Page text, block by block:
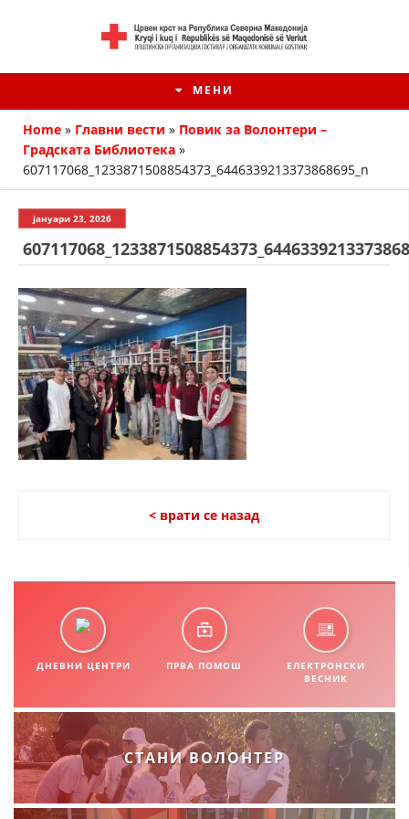
МЕНИ
HISTORIA E KRYQIT TË KUQ
ИСТОРИЈАТ НА ДВИЖЕЊЕТО
СТРУКТУРА НА ОРГАНИЗАЦИЈАТА
КОНТАКТ ИНФОРМАЦИИ
ОРГАНИЗАЦИЈА И РАЗВОЈ
РАКОВОДЕН ОДБОР
СОБРАНИЕ
СТРУКТУРА И ОРГАНИЗАЦИОНА ПОСТАВЕНОСТ
Home » Главни вести » Повик за Волонтери –
Градската Библиотека »
607117068_1233871508854373_6446339213373868695_n
јануари 23, 2026
< врати се назад
ДНЕВНИ ЦЕНТРИ ПРВА ПОМОШ
ЕЛЕКТРОНСКИ
ВЕСНИК
СТАНИ ВОЛОНТЕР